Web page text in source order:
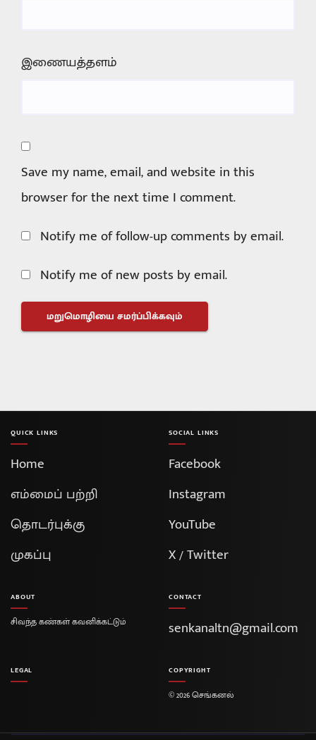
இணையத்தளம்
Save my name, email, and website in this
browser for the next time I comment.
Notify me of follow-up comments by email.
Notify me of new posts by email.
QUICK LINKS
Home
எம்மைப் பற்றி
தொடர்புக்கு
முகப்பு
SOCIAL LINKS
Facebook
Instagram
YouTube
X / Twitter
ABOUT
சிவந்த கண்கள் கவனிக்கட்டும்
CONTACT
senkanaltn@gmail.com
LEGAL COPYRIGHT
© 2026 செங்கனல்